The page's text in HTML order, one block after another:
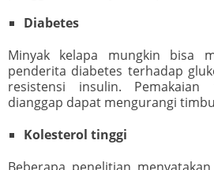
Diabetes
Minyak kelapa mungkin bisa
penderita diabetes terhadap
resistensi insulin.
dianggap dapat mengurangi
Kolesterol tinggi